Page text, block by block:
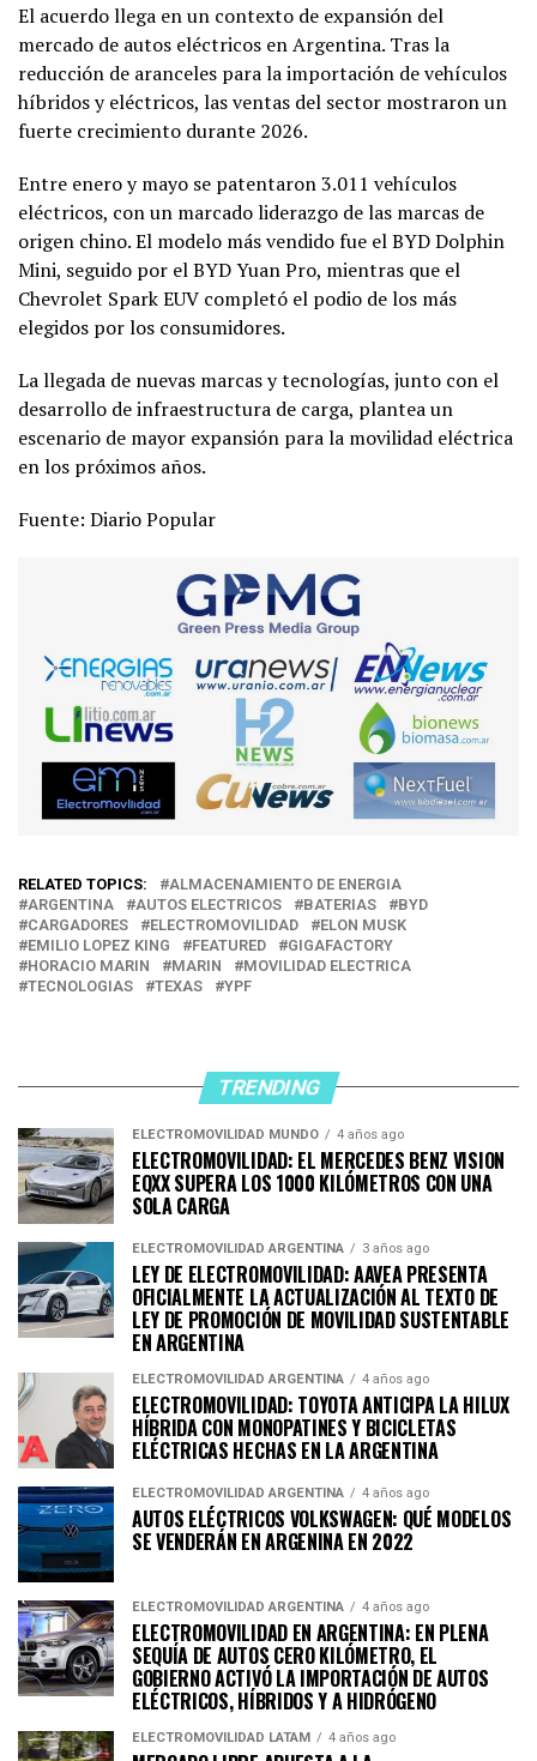
El acuerdo llega en un contexto de expansión del
mercado de autos eléctricos en Argentina. Tras la
reducción de aranceles para la importación de vehículos
híbridos y eléctricos, las ventas del sector mostraron un
fuerte crecimiento durante 2026.
Entre enero y mayo se patentaron 3.011 vehículos
eléctricos, con un marcado liderazgo de las marcas de
origen chino. El modelo más vendido fue el BYD Dolphin
Mini, seguido por el BYD Yuan Pro, mientras que el
Chevrolet Spark EUV completó el podio de los más
elegidos por los consumidores.
La llegada de nuevas marcas y tecnologías, junto con el
desarrollo de infraestructura de carga, plantea un
escenario de mayor expansión para la movilidad eléctrica
en los próximos años.
Fuente: Diario Popular
RELATED TOPICS:
ALMACENAMIENTO DE ENERGIA
ARGENTINA
AUTOS ELECTRICOS BATERIAS
BYD
CARGADORES
ELECTROMOVILIDAD
ELON MUSK
EMILIO LOPEZ KING
FEATURED
GIGAFACTORY
HORACIO MARIN
MARIN
MOVILIDAD ELECTRICA
TECNOLOGIAS
TEXAS YPF
TRENDING
ELECTROMOVILIDAD MUNDO 4 años ago
ELECTROMOVILIDAD: EL MERCEDES BENZ VISION
EQXX SUPERA LOS 1000 KILÓMETROS CON UNA
SOLA CARGA
ELECTROMOVILIDAD ARGENTINA 3 años ago
LEY DE ELECTROMOVILIDAD: AAVEA PRESENTA
OFICIALMENTE LA ACTUALIZACIÓN AL TEXTO DE
LEY DE PROMOCIÓN DE MOVILIDAD SUSTENTABLE
EN ARGENTINA
ELECTROMOVILIDAD ARGENTINA 4 años ago
ELECTROMOVILIDAD: TOYOTA ANTICIPA LA HILUX
HÍBRIDA CON MONOPATINES Y BICICLETAS
ELÉCTRICAS HECHAS EN LA ARGENTINA
ELECTROMOVILIDAD ARGENTINA 4 años ago
AUTOS ELÉCTRICOS VOLKSWAGEN: QUÉ MODELOS
SE VENDERÁN EN ARGENINA EN 2022
ELECTROMOVILIDAD ARGENTINA 4 años ago
ELECTROMOVILIDAD EN ARGENTINA: EN PLENA
SEQUÍA DE AUTOS CERO KILÓMETRO, EL
GOBIERNO ACTIVÓ LA IMPORTACIÓN DE AUTOS
ELÉCTRICOS, HÍBRIDOS Y A HIDRÓGENO
ELECTROMOVILIDAD LATAM 4 años ago